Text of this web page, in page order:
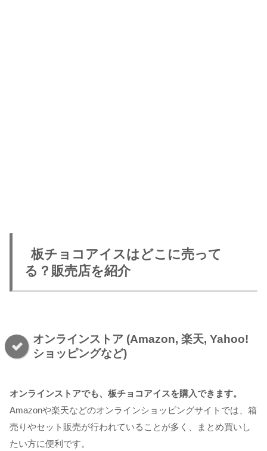
板チョコアイスはどこに売って
る？販売店を紹介
オンラインストア (Amazon, 楽天, Yahoo!
ショッピングなど)
オンラインストアでも、板チョコアイスを購入できます。
Amazonや楽天などのオンラインショッピングサイトでは、箱
売りやセット販売が行われていることが多く、まとめ買いし
たい方に便利です。